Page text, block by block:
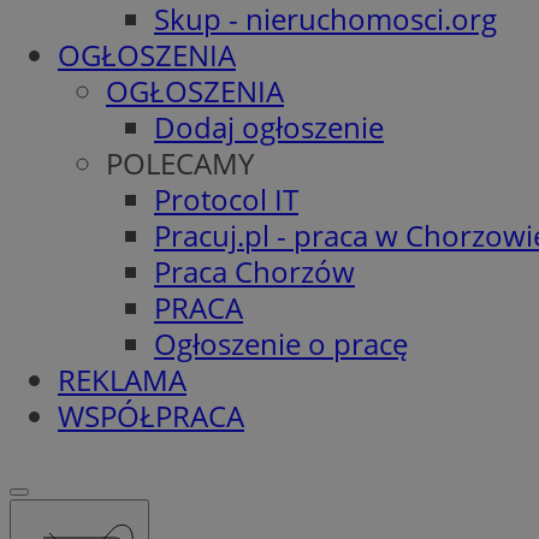
Skup - nieruchomosci.org
OGŁOSZENIA
OGŁOSZENIA
Dodaj ogłoszenie
POLECAMY
Protocol IT
Pracuj.pl - praca w
Praca Chorzów
PRACA
Ogłoszenie o pracę
REKLAMA
WSPÓŁPRACA